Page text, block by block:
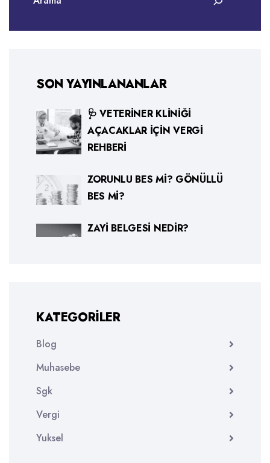
SON YAYINLANANLAR
🩺 VETERINER KLINIĞI
AÇACAKLAR İÇIN VERGI
REHBERI
ZORUNLU BES MI? GÖNÜLLÜ
BES MI?
ZAYI BELGESI NEDIR?
KATEGORILER
Blog
Muhasebe
Sgk
Vergi
Yuksel